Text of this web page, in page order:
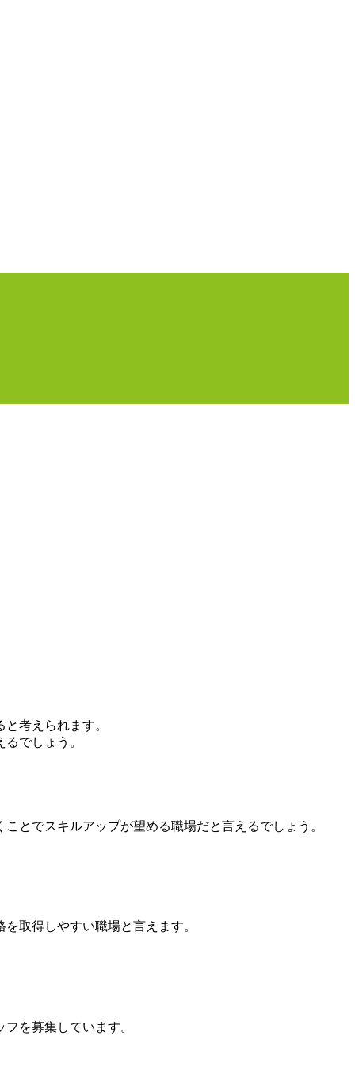
考えられます。
でしょう。
とでスキルアップが望める職場だと言えるでしょう。
取得しやすい職場と言えます。
を募集しています。